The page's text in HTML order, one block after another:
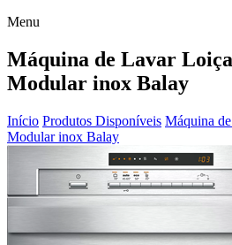
Menu
Máquina de Lavar
Modular inox Balay
Início Produtos Disponíveis Máquina
Modular inox Balay